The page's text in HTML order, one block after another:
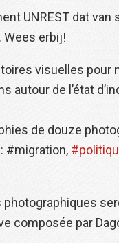
UNREST dat van
Wees erbij!
visuelles
autour de l’état
de douze
#migration,
photographiques
composée par